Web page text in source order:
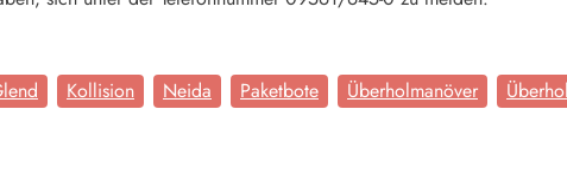
Kollision Neida Paketbote Überholmanöver